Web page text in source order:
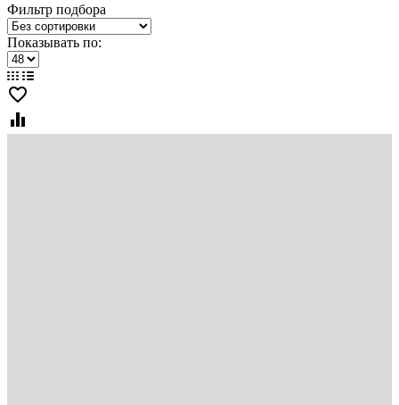
Фильтр подбора
Показывать по:
favorite_border
equalizer